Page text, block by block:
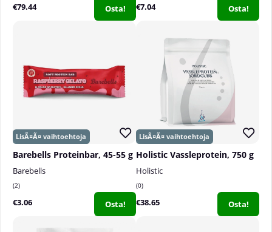
€79.44 Osta! €7.04 Osta!
Barebells Proteinbar, 45-55 g
Barebells
2
€3.06 Osta!
Holistic Vassleprotein, 750 g
Holistic
0
€38.65 Osta!